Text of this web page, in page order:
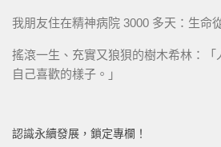
我朋友住在精神病院 3000 多天：生命
搖滾一生、充實又狼狽的樹木希林：
自己喜歡的樣子。」
認識永續發展，鎖定專欄！